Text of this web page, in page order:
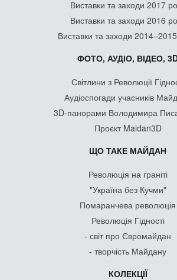
Виставки та заходи 2017
Виставки та заходи 2016
Виставки та заходи 2014–2015
ФОТО, АУДІО, ВІДЕО,
Світлини з Революції
Аудіоспогади учасників
3D-панорами Володимира
Проєкт Maidan3D
ЩО ТАКЕ МАЙДАН
Революція на граніті
"Україна без Кучми"
Помаранчева революція
Революція Гідності
- світ про Євромайдан
- творчість Майдану
КОЛЕКЦІЇ